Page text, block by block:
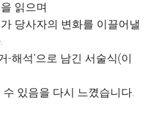
읽으며
당사자의 변화를 이끌어낼
-해석'으로 남긴 서술식(이
있음을 다시 느꼈습니다.